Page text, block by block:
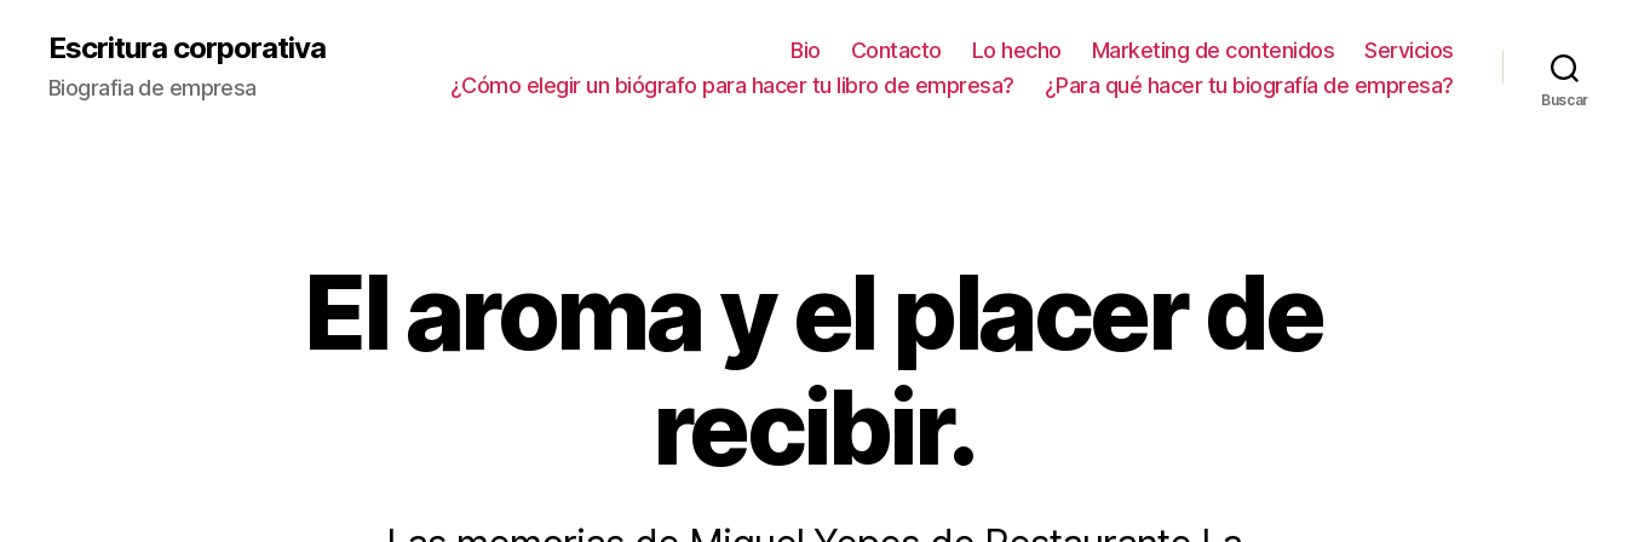
Escritura corporativa
Biografia de empresa
Bio Contacto Lo hecho Marketing de contenidos
Servicios
¿Cómo elegir un biógrafo para hacer tu libro de empresa?
¿Para qué hacer tu biografía de empresa?
Buscar
El aroma y el placer de
recibir.